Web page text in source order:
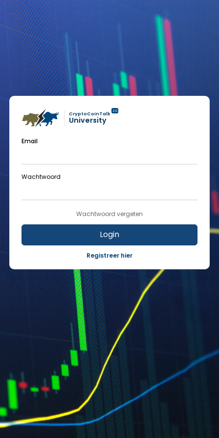
CryptoCoinTalk
University
2.0
Email
Wachtwoord
Wachtwoord vergeten
Login
Registreer hier